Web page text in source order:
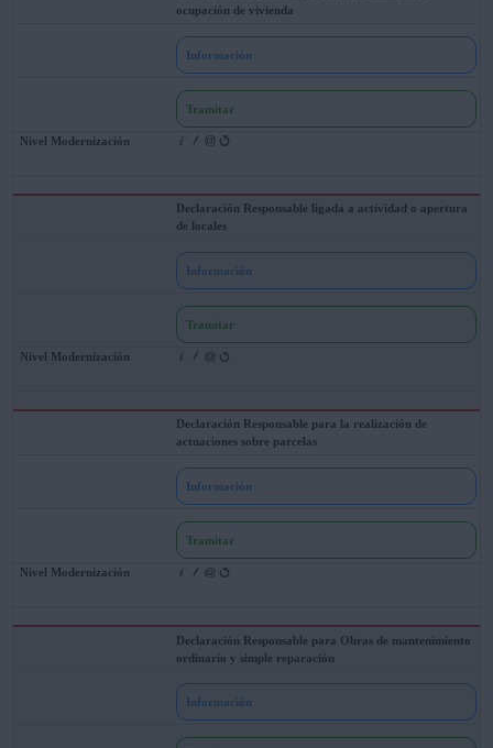
ocupación de vivienda
Información
Tramitar
Declaración Responsable ligada a actividad o apertura
de locales
Información
Tramitar
Declaración Responsable para la realización de
actuaciones sobre parcelas
Información
Tramitar
Declaración Responsable para Obras de mantenimiento
ordinario y simple reparación
Información